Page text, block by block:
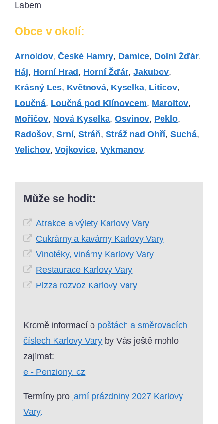
Labem
Obce v okolí:
Arnoldov,České Hamry, Damice, Dolní Žďár,
Háj, Horní Hrad, Horní Žďár,Jakubov,
Krásný Les, Květnová, Kyselka, Liticov,
Loučná, Loučná pod Klínovcem, Maroltov,
Mořičov, Nová Kyselka,Osvinov, Peklo,
Radošov,Srní,Stráň,Stráž nad Ohří,Suchá,
Velichov,Vojkovice,Vykmanov.
Může se hodit:
Atrakce a výlety Karlovy Vary
Cukrárny a kavárny Karlovy Vary
Vinotéky, vinárny Karlovy Vary
Restaurace Karlovy Vary
Pizza rozvoz Karlovy Vary
Kromě informací o poštách a směrovacích
číslech Karlovy Vary by Vás ještě mohlo
zajímat:
e - Penziony. cz
Termíny pro jarní prázdniny 2027 Karlovy
Vary.